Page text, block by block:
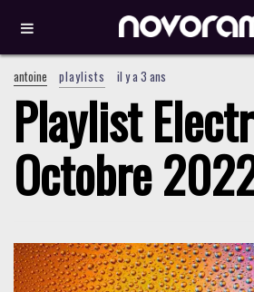
antoine playlists il y a 3 ans
Playlist
Octobre